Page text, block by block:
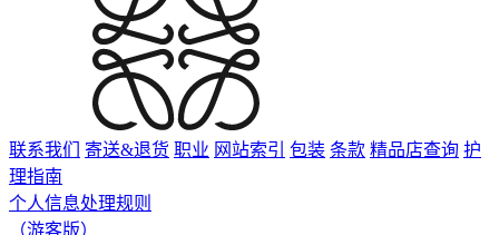
联系我们 寄送&退货 职业 网站索引 包装 条款 精品店查询 护
理指南
个人信息处理规则
（游客版）